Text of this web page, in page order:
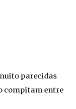
parecidas
compitam entre